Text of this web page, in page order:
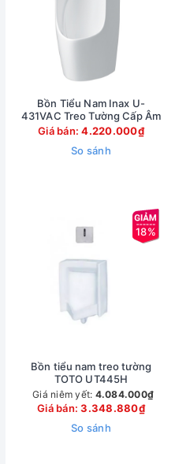
Bồn Tiểu Nam Inax U-
431VAC Treo Tường Cấp Âm
Giá bán:4.220.000₫
So sánh
18%
Bồn tiểu nam treo tường
TOTO UT445H
Giá niêm yết: 4.084.000₫
Giá bán:3.348.880₫
So sánh